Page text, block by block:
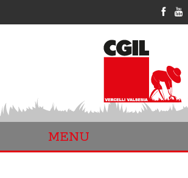
MENU